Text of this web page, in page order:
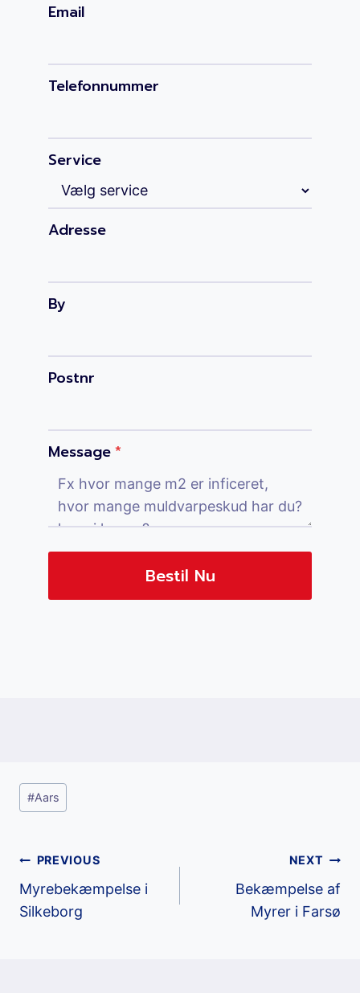
Email
Telefonnummer
Service
Adresse
By
Postnr
Message*
Bestil Nu
Post
Tags:
#Aars
Post
navigation
PREVIOUS
Myrebekæmpelse i
Silkeborg
NEXT
Bekæmpelse af
Myrer i Farsø